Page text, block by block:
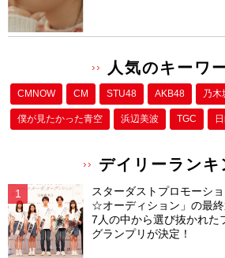
人気のキーワ
CMNOW CM STU48 AKB48 乃木
僕が⾒たかった⻘空 浜辺美波 TGC
デイリーランキ
スターダストプロモーシ
☆オーディション」の最
7人の中から選び抜かれた
グランプリが決定！